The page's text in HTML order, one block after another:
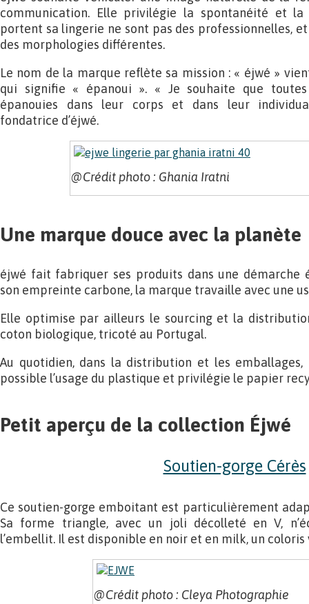
communication. Elle privilégie la spontanéité et
portent sa lingerie ne sont pas des professionnelles,
des morphologies différentes.
Le nom de la marque reflète sa mission : « éjwé »
qui signifie « épanoui ». « Je souhaite que
épanouies dans leur corps et dans leur
fondatrice d’éjwé.
@Crédit photo : Ghania Iratni
Une marque douce avec la planète
éjwé fait fabriquer ses produits dans une démarche
son empreinte carbone, la marque travaille avec une
Elle optimise par ailleurs le sourcing et la
coton biologique, tricoté au Portugal.
Au quotidien, dans la distribution et les
possible l’usage du plastique et privilégie le papier
Petit aperçu de la collection Éjwé
Soutien-gorge Cérès
Ce soutien-gorge emboitant est particulièrement
Sa forme triangle, avec un joli décolleté en V,
l’embellit. Il est disponible en noir et en milk, un
@Crédit photo : Cleya Photographie